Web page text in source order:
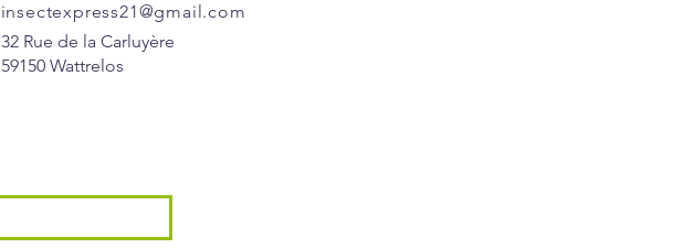
insectexpress21@gmail.com
32 Rue de la Carluyère
59150 Wattrelos